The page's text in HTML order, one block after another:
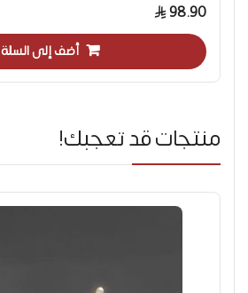
98.90
أضف إلى السلة
منتجات قد تعجبك!